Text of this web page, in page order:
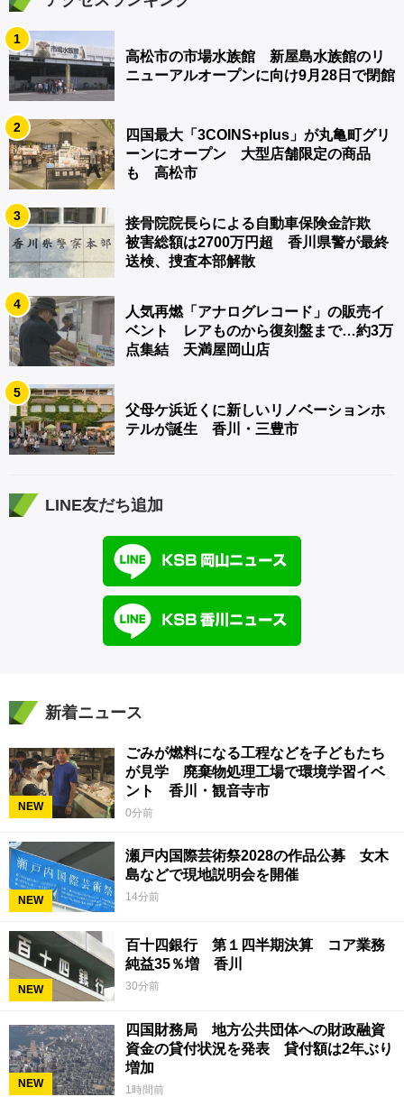
1
高松市の市場水族館 新屋島水族館のリ
ニューアルオープンに向け9月28日で閉館
2
四国最大「3COINS+plus」が丸亀町グリ
ーンにオープン 大型店舗限定の商品
も 高松市
3
接骨院院長らによる自動車保険金詐欺
被害総額は2700万円超 香川県警が最終
送検、捜査本部解散
4
人気再燃「アナログレコード」の販売イ
ベント レアものから復刻盤まで…約3万
点集結 天満屋岡山店
5
父母ケ浜近くに新しいリノベーションホ
テルが誕生 香川・三豊市
LINE友だち追加
新着ニュース
NEW
ごみが燃料になる工程などを子どもたち
が見学 廃棄物処理工場で環境学習イベ
ント 香川・観音寺市
0分前
NEW
瀬戸内国際芸術祭2028の作品公募 女木
島などで現地説明会を開催
14分前
NEW
百十四銀行 第１四半期決算 コア業務
純益35％増 香川
30分前
NEW
四国財務局 地方公共団体への財政融資
資金の貸付状況を発表 貸付額は2年ぶり
増加
1時間前